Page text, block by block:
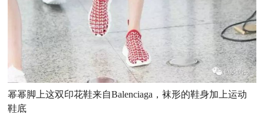
幂幂脚上这双印花鞋来自Balenciaga，袜形的鞋身加上运动
鞋底